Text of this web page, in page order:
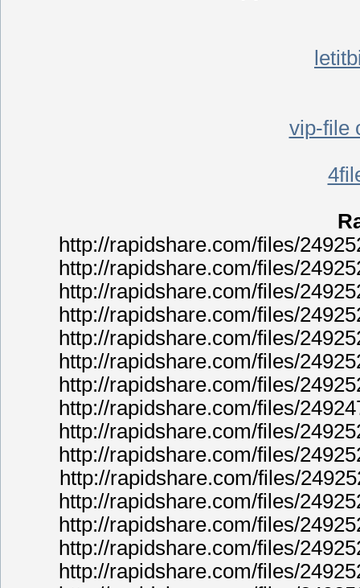
vip-file
http://rapidshare.com/files/
http://rapidshare.com/files/
http://rapidshare.com/files/
http://rapidshare.com/files/
http://rapidshare.com/files/
http://rapidshare.com/files/
http://rapidshare.com/files/
http://rapidshare.com/files/
http://rapidshare.com/files/
http://rapidshare.com/files/
http://rapidshare.com/files/
http://rapidshare.com/files/
http://rapidshare.com/files/
http://rapidshare.com/files/
http://rapidshare.com/files/